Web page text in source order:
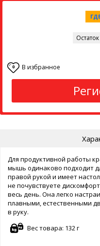
0 В избранное
Для продуктивной работы
мышь одинаково подходит
правой рукой и имеет
не почувствуете
весь день. Она легко
плавными, естественными
в руку.
Вес товара: 132 г